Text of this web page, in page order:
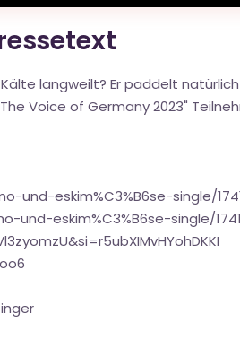
langweilt? Er paddelt
Voice of Germany 2023"
eskim%C3%B6se-single/
eskim%C3%B6se-single/